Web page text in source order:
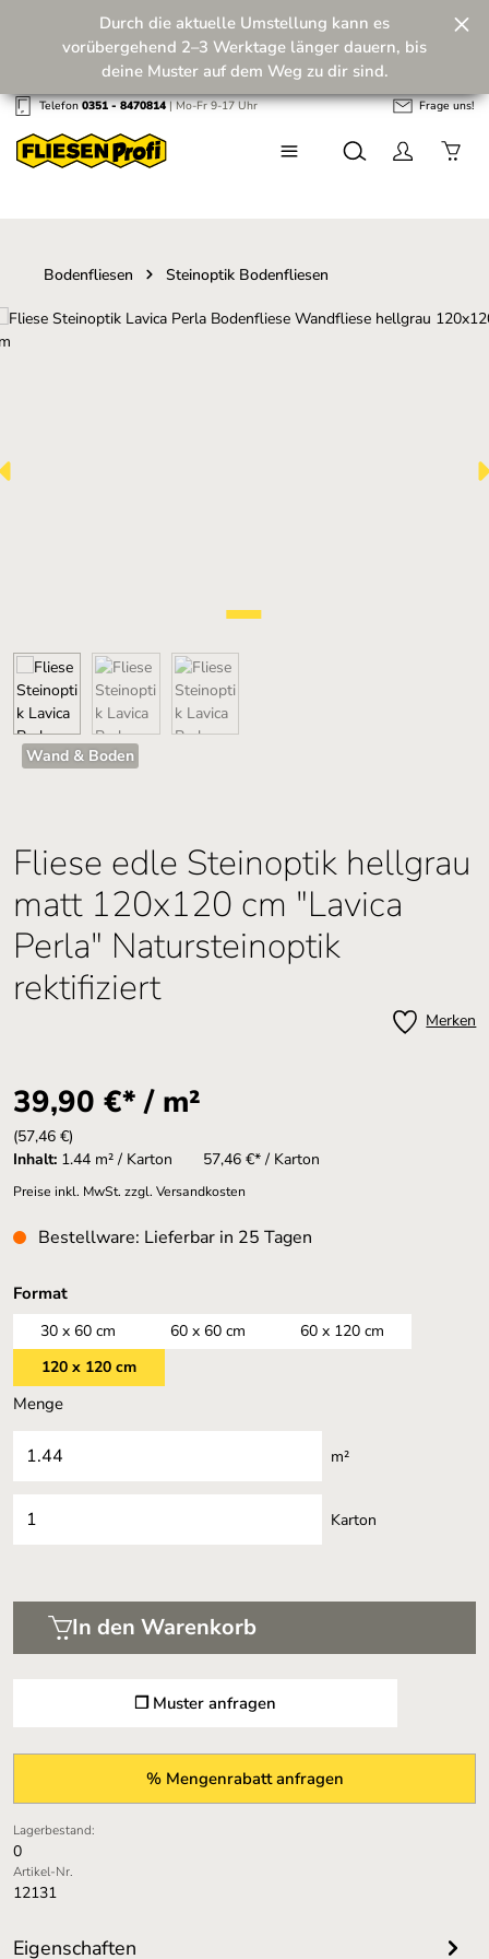
Zum Hauptinhalt springen
Zukunft! 💪
Durch die aktuelle Umstellung kann es
vorübergehend 2–3 Werktage länger dauern, bis
deine Muster auf dem Weg zu dir sind.
Telefon0351 - 8470814| Mo-Fr 9-17 Uhr Frage uns!
Bodenfliesen Steinoptik Bodenfliesen
Bildergalerie überspringen
Wand & Boden
Fliese edle Steinoptik hellgrau
matt 120x120 cm "Lavica
Perla" Natursteinoptik
rektifiziert
Merken
39,90 €* / m²
(57,46 €)
Inhalt: 1.44 m² / Karton 57,46 €* / Karton
Preise inkl. MwSt. zzgl. Versandkosten
Bestellware: Lieferbar in 25 Tagen
Formatauswählen
30 x 60 cm 60 x 60 cm
60 x 120 cm
120 x 120 cm
❐ Muster anfragen
Menge
m²
Karton
In den Warenkorb
% Mengenrabatt anfragen
Lagerbestand:
0
Artikel-Nr.
12131
Eigenschaften